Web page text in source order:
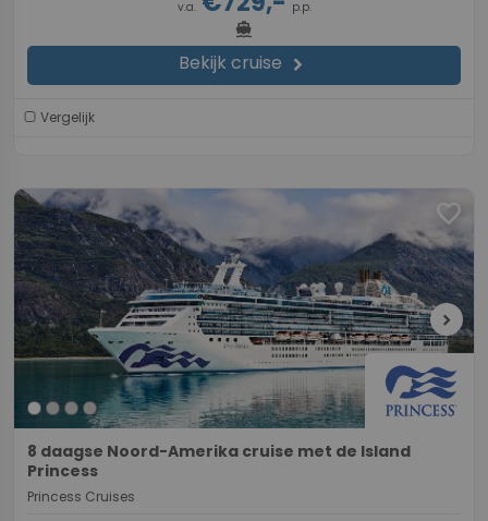
v.a. p.p.
directions_boat
Bekijk cruise chevron_right
Vergelijk
favorite
chevron_right
8 daagse Noord-Amerika cruise met de Island
Princess
Princess Cruises